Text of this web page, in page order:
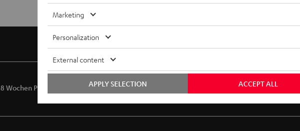
8 Wochen Probehören Gratis Rückversand Inhouse Kundenservice
Marketing
Personalization
External content
ACCEPT ALL
APPLY SELECTION